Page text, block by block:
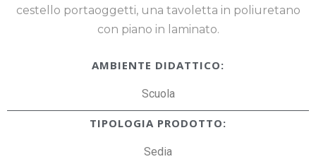
cestello portaoggetti, una tavoletta in poliuretano
con piano in laminato.
AMBIENTE DIDATTICO:
Scuola
TIPOLOGIA PRODOTTO:
Sedia